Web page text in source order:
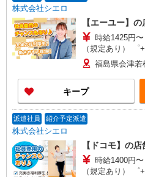
株式会社シエロ
【エーユー】
時給1425円
（規定あり） ゜+゜・。○。・゜+゜・。○。・゜
+゜ 入社祝い金10万円
頂くと, インセンティ
い・週払い可能
+゜・。○。・゜+
福島県会津若
キープ
派遣社員 紹介予定派遣
株式会社シエロ
【ドコモ】の
時給1400円
（規定あり） ゜+゜・。○。・゜+゜・。○。・゜